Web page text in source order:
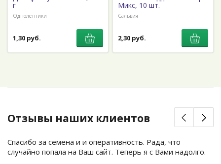
г
Однолетники
1,30 руб.
Микс, 10 шт.
Сальвия
2,30 руб.
Отзывы наших клиентов
Спасибо за семена и и оперативность. Рада, что
случайно попала на Ваш сайт. Теперь я с Вами надолго.